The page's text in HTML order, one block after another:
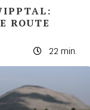
ROUTE
22 min.